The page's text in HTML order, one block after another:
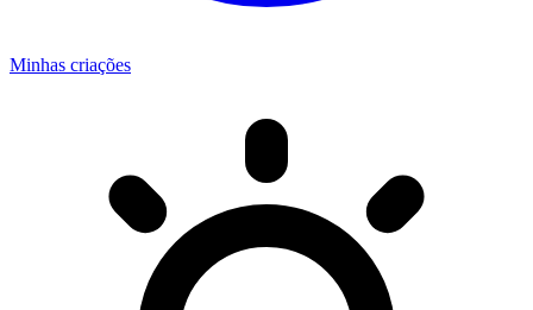
Minhas criações